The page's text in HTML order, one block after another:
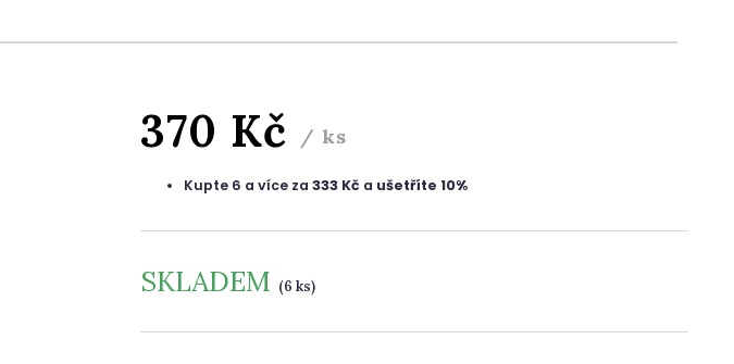
370 Kč / ks
Kupte 6 a více za 333 Kč a ušetříte 10%
SKLADEM (6 ks)